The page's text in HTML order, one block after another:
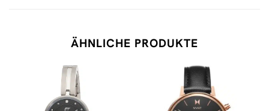
ÄHNLICHE PRODUKTE